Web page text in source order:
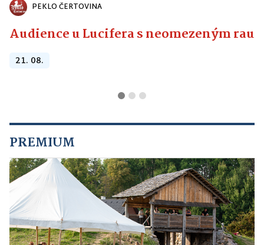
PEKLO ČERTOVINA
Audience u Lucifera s neomezeným
21. 08.
PREMIUM